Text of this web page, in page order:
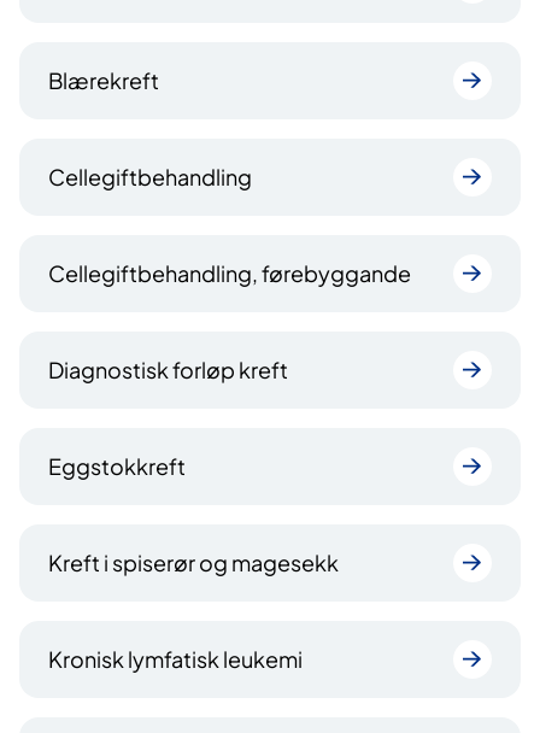
Blærekreft
Cellegiftbehandling
Cellegiftbehandling, førebyggande
Diagnostisk forløp kreft
Eggstokkreft
Kreft i spiserør og magesekk
Kronisk lymfatisk leukemi